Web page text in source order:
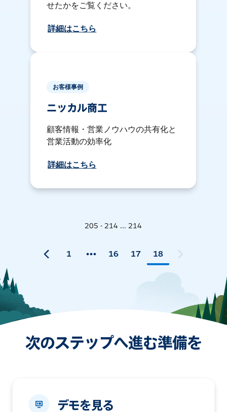
せたかをご覧ください。
詳細はこちら
お客様事例
ニッカル商工
顧客情報・営業ノウハウの共有化と
営業活動の効率化
詳細はこちら
205 - 214 ... 214
1 16 17 18
次のステップへ進む準備を
デモを見る